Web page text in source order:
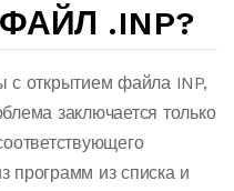
.INP?
с открытием файла INP,
заключается только
программ из списка и